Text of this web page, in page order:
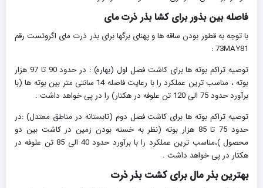
فاصله بین بذور برای کشا بذر ذرت مای
با توجه به قطور بودن ساقه ها و پهنای برگها برای بذر ذرت مای اگروئست رقم
73MAY81 :
توصیه تراکم بوته ها برای کاشت فصل اول (بهاره) : در حدود 90 تا 97 هزار
بوته ، مناسب ترین عملکرد را با رعایت فاصله 14 سانتی متر بین بوته ها (با
برآورد حدود 75 الی 120 تن علوفه در هکتار) را در پی خواهد داشت .
توصیه تراکم بوته ها برای کاشت فصل دوم (تابستانه در مناطق معتدل) :در
حدود 75 تا 85 هزار بوته (نظر به خسته بودن زمین در کاشت بین دو
محصول )،مناسب ترین عملکرد را با برآورد حدود 40 الی 85 تن علوفه در
هکتار در پی خواهد داشت .
بهترین بذر مال برای کشت بذر ذرت